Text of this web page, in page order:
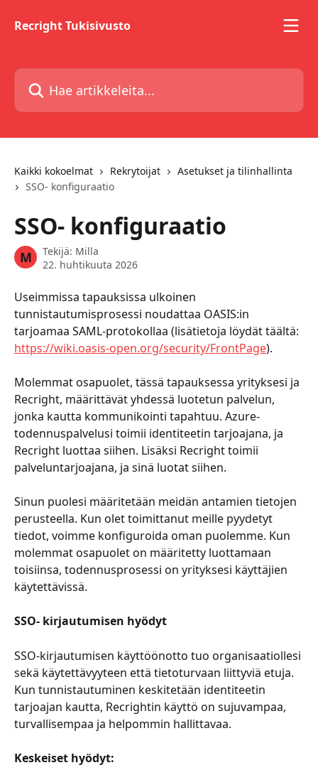
Recright Tukisivusto
Hae artikkeleita...
Kaikki kokoelmat Rekrytoijat
Asetukset ja tilinhallinta
SSO- konfiguraatio
SSO- konfiguraatio
M Tekijä: Milla
22. huhtikuuta 2026
Useimmissa tapauksissa ulkoinen
tunnistautumisprosessi noudattaa OASIS:in
tarjoamaa SAML-protokollaa (lisätietoja löydät täältä:
https://wiki.oasis-open.org/security/FrontPage).
Molemmat osapuolet, tässä tapauksessa yrityksesi ja
Recright, määrittävät yhdessä luotetun palvelun,
jonka kautta kommunikointi tapahtuu. Azure-
todennuspalvelusi toimii identiteetin tarjoajana, ja
Recright luottaa siihen. Lisäksi Recright toimii
palveluntarjoajana, ja sinä luotat siihen.
Sinun puolesi määritetään meidän antamien tietojen
perusteella. Kun olet toimittanut meille pyydetyt
tiedot, voimme konfiguroida oman puolemme. Kun
molemmat osapuolet on määritetty luottamaan
toisiinsa, todennusprosessi on yrityksesi käyttäjien
käytettävissä.
SSO- kirjautumisen hyödyt
SSO-kirjautumisen käyttöönotto tuo organisaatiollesi
sekä käytettävyyteen että tietoturvaan liittyviä etuja.
Kun tunnistautuminen keskitetään identiteetin
tarjoajan kautta, Recrightin käyttö on sujuvampaa,
turvallisempaa ja helpommin hallittavaa.
Keskeiset hyödyt: